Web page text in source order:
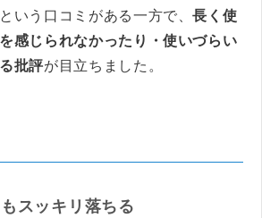
いう口コミがある一方で、長く使
感じられなかったり・使いづらい
批評が目立ちました。
スッキリ落ちる